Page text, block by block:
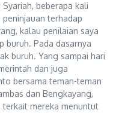
beberapa kali
terhadap
kalau penilaian saya
buruh. Pada dasarnya
buruh. Yang sampai hari
dan juga
bersama teman-teman
dan Bengkayang,
terkait mereka menuntut